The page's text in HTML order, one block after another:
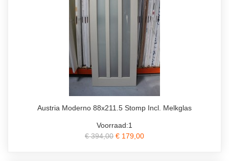
Austria Moderno 88x211.5 Stomp Incl. Melkglas
Voorraad:1
€ 394,00 € 179,00